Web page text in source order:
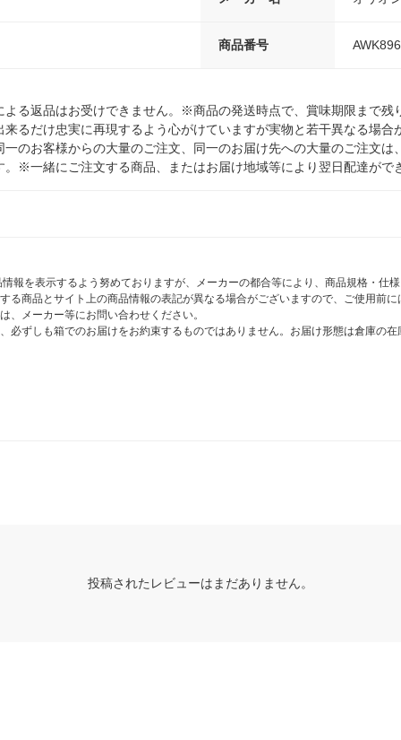
商品番号
よる返品はお受けできません。※商品の発送時点で、賞味期限まで
来るだけ忠実に再現するよう心がけていますが実物と若干異なる場
一のお客様からの大量のご注文、同一のお届け先への大量のご注文
。※一緒にご注文する商品、またはお届け地域等により翌日配達がで
報を表示するよう努めておりますが、メーカーの都合等により、商品規格・仕
る商品とサイト上の商品情報の表記が異なる場合がございますので、ご使用前
、メーカー等にお問い合わせください。
必ずしも箱でのお届けをお約束するものではありません。お届け形態は倉庫の
投稿されたレビューはまだありません。